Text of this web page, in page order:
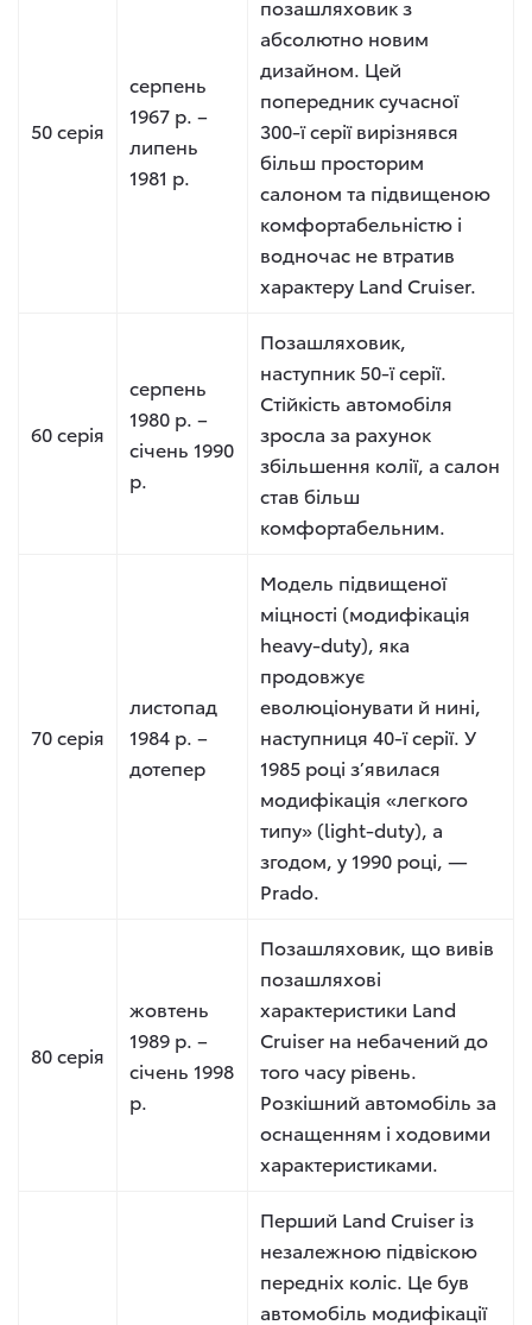
50 серія
серпень
1967 р. –
липень
1981 р.
позашляховик з
абсолютно новим
дизайном. Цей
попередник сучасної
300-ї серії вирізнявся
більш просторим
салоном та підвищеною
комфортабельністю і
водночас не втратив
характеру Land Cruiser.
60 серія
серпень
1980 р. –
січень 1990
р.
Позашляховик,
наступник 50-ї серії.
Стійкість автомобіля
зросла за рахунок
збільшення колії, а салон
став більш
комфортабельним.
70 серія
листопад
1984 р. –
дотепер
Модель підвищеної
міцності (модифікація
heavy-duty), яка
продовжує
еволюціонувати й нині,
наступниця 40-ї серії. У
1985 році з’явилася
модифікація «легкого
типу» (light-duty), а
згодом, у 1990 році, —
Prado.
80 серія
жовтень
1989 р. –
січень 1998
р.
Позашляховик, що вивів
позашляхові
характеристики Land
Cruiser на небачений до
того часу рівень.
Розкішний автомобіль за
оснащенням і ходовими
характеристиками.
Перший Land Cruiser із
незалежною підвіскою
передніх коліс. Це був
автомобіль модифікації